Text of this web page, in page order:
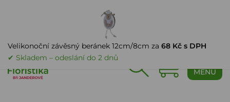
MENU
Velikonoční závěsný beránek 12cm/8cm za 68 Kč s DPH
✔ Skladem – odeslání do 2 dnů